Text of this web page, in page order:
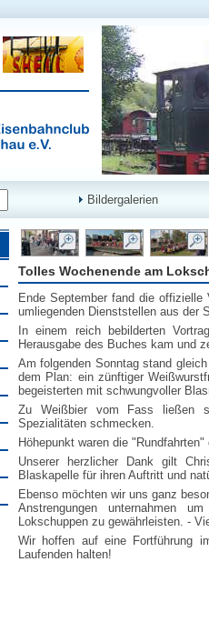
Bildergalerien
Tolles Wochenende am
Ende September fand die
umliegenden Dienststellen aus der
In einem reich bebilderten
Herausgabe des Buches kam und
Am folgenden Sonntag stand
dem Plan: ein zünftiger
begeisterten mit schwungvoller
Zu Weißbier vom Fass ließen
Spezialitäten schmecken.
Höhepunkt waren die
Unserer herzlicher Dank gilt
Blaskapelle für ihren Auftritt und
Ebenso möchten wir uns ganz
Anstrengungen unternahmen
Lokschuppen zu gewährleisten. -
Wir hoffen auf eine Fortführung
Laufenden halten!